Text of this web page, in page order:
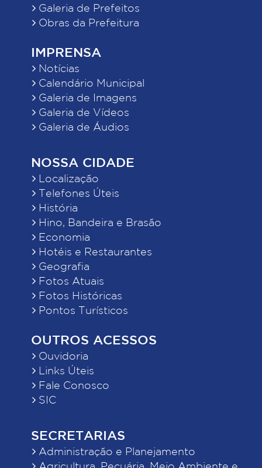
Galeria de Prefeitos
Obras da Prefeitura
IMPRENSA
Notícias
Calendário Municipal
Galeria de Imagens
Galeria de Vídeos
Galeria de Áudios
NOSSA CIDADE
Localização
Telefones Úteis
História
Hino, Bandeira e Brasão
Economia
Hotéis e Restaurantes
Geografia
Fotos Atuais
Fotos Históricas
Pontos Turísticos
OUTROS ACESSOS
Ouvidoria
Links Úteis
Fale Conosco
SIC
SECRETARIAS
Administração e Planejamento